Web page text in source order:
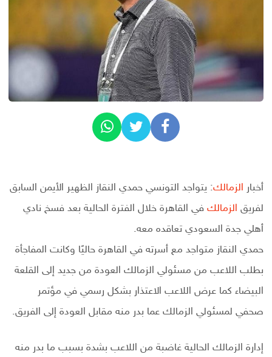
أخبار الزمالك: يتواجد التونسي حمدي النقاز الظهير الأيمن السابق
لفريق الزمالك في القاهرة خلال الفترة الحالية بعد فسخ نادي
أهلي جدة السعودي تعاقده معه.
حمدي النقاز متواجد مع أسرته في القاهرة حاليًا وكانت المفاجأة
بطلب اللاعب من مسئولي الزمالك العودة من جديد إلى القلعة
البيضاء كما عرض اللاعب الاعتذار بشكل رسمي في مؤتمر
صحفي لمسئولي الزمالك عما بدر منه مقابل العودة إلى الفريق.
إدارة الزمالك الحالية غاضبة من اللاعب بشدة بسبب ما بدر منه